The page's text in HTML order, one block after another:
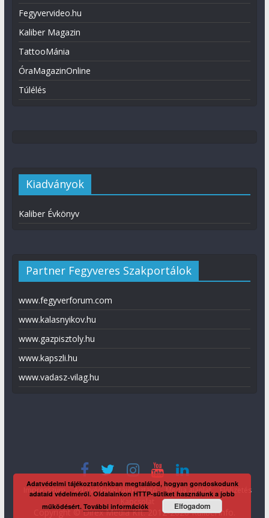
Fegyvervideo.hu
Kaliber Magazin
TattooMánia
ÓraMagazinOnline
Túlélés
Kiadványok
Kaliber Évkönyv
Partner Fegyveres Szakportálok
www.fegyverforum.com
www.kalasnyikov.hu
www.gazpisztoly.hu
www.kapszli.hu
www.vadasz-vilag.hu
Impresszum Adatvédelmi tájékoztató Média ajánlat
Előfizetés
Copyright © Direx Média Kft. 2012-2026KaliberInfo
Adatvédelmi tájékoztatónkban megtalálod, hogyan gondoskodunk
adataid védelméről. Oldalainkon HTTP-sütiket használunk a jobb
működésért.További információk Elfogadom